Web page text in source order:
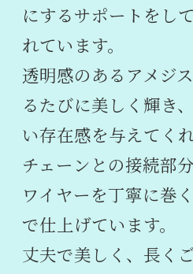
にするサポートをし
れています。
透明感のあるアメジ
るたびに美しく輝き
い存在感を与えてくれ
チェーンとの接続部
ワイヤーを丁寧に巻
で仕上げています。
丈夫で美しく、長く